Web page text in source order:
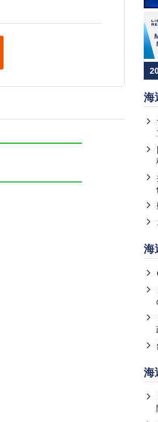
海
海
海